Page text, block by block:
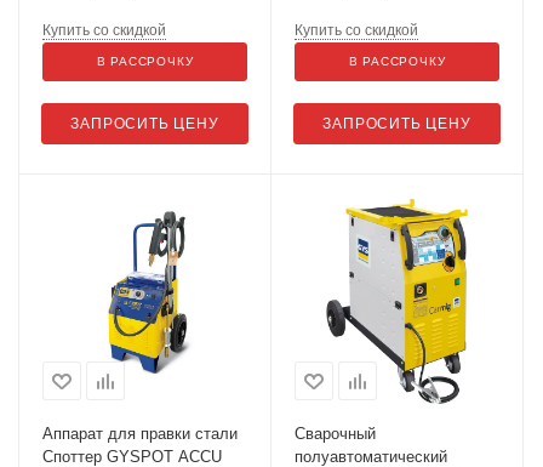
ЗАПРОСИТЬ ЦЕНУ
Купить со скидкой
В РАССРОЧКУ
ЗАПРОСИТЬ ЦЕНУ
Купить со скидкой
В РАССРОЧКУ
Аппарат для правки стали
Споттер GYSPOT ACCU
Сварочный
полуавтоматический